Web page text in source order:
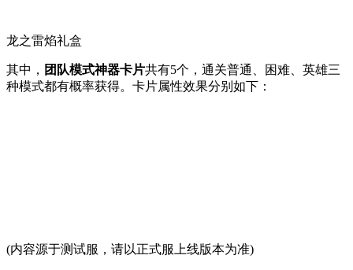
龙之雷焰礼盒
其中， 团队模式神器卡片共有5个，通关普通、困难、英雄三
种模式都有概率获得。卡片属性效果分别如下：
(内容源于测试服，请以正式服上线版本为准)